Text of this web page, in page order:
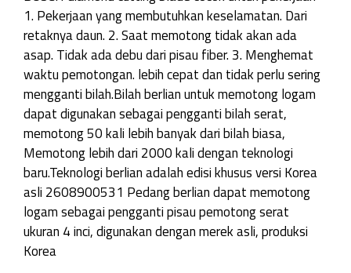
1. Pekerjaan yang membutuhkan keselamatan. Dari
retaknya daun. 2. Saat memotong tidak akan ada
asap. Tidak ada debu dari pisau fiber. 3. Menghemat
waktu pemotongan. lebih cepat dan tidak perlu sering
mengganti bilah.Bilah berlian untuk memotong logam
dapat digunakan sebagai pengganti bilah serat,
memotong 50 kali lebih banyak dari bilah biasa,
Memotong lebih dari 2000 kali dengan teknologi
baru.Teknologi berlian adalah edisi khusus versi Korea
asli 2608900531 Pedang berlian dapat memotong
logam sebagai pengganti pisau pemotong serat
ukuran 4 inci, digunakan dengan merek asli, produksi
Korea